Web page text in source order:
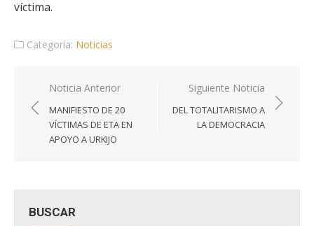
víctima.
Categoría: Noticias
Navegación
de
entradas
Noticia Anterior
MANIFIESTO DE 20
VÍCTIMAS DE ETA EN
APOYO A URKIJO
Siguiente Noticia
DEL TOTALITARISMO A
LA DEMOCRACIA
BUSCAR